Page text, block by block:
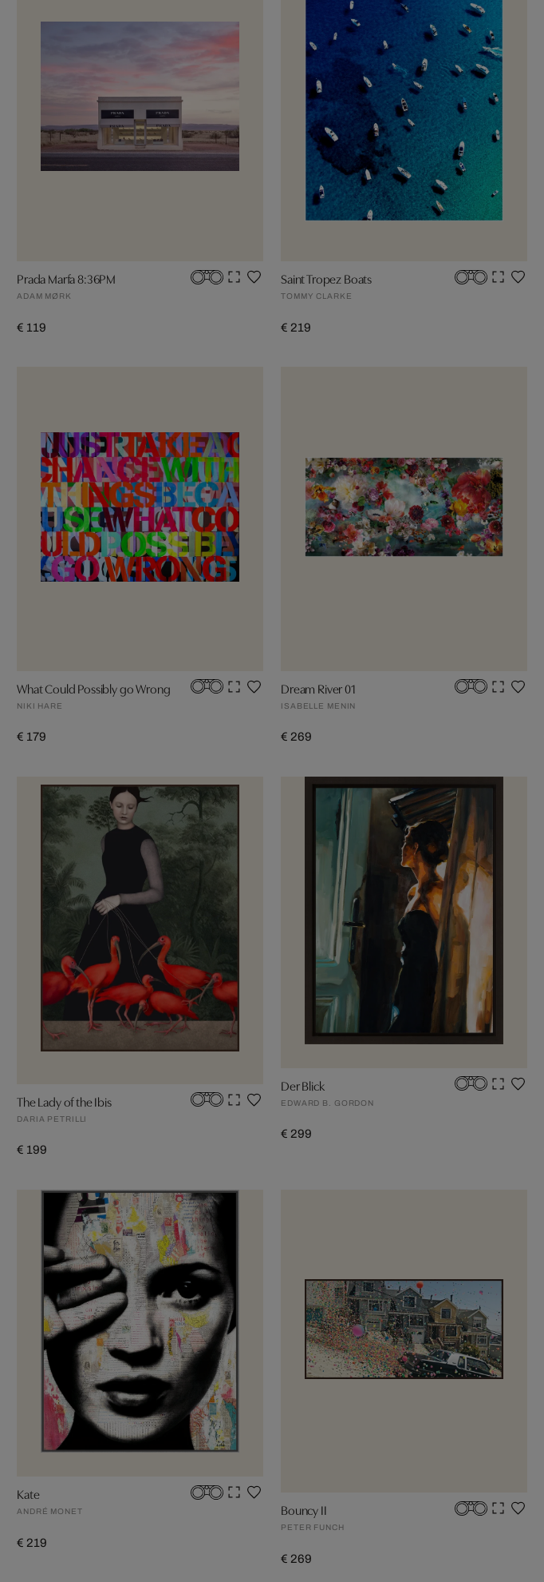
Prada Marfa 8:36PM
ADAM MØRK
€ 119
Saint Tropez Boats
TOMMY CLARKE
€ 219
What Could Possibly go Wrong
NIKI HARE
€ 179
Dream River 01
ISABELLE MENIN
€ 269
The Lady of the Ibis
DARIA PETRILLI
€ 199
Der Blick
EDWARD B. GORDON
€ 299
Kate
ANDRÉ MONET
€ 219
Bouncy II
PETER FUNCH
€ 269